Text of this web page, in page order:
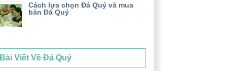
Cách lựa chọn Đá Quý và mua
bán Đá Quý
Bài Viết Về Đá Quý